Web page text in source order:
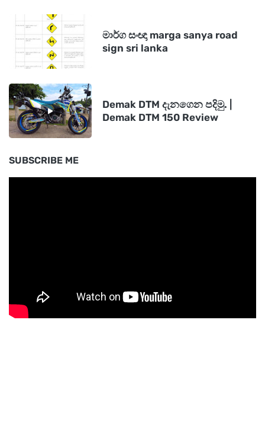
මාර්ග සංඥා marga sanya road
sign sri lanka
Demak DTM දැනගෙන පදිමු. |
Demak DTM 150 Review
SUBSCRIBE ME